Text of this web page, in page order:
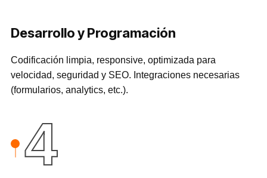
Desarrollo y Programación
Codificación limpia, responsive, optimizada para
velocidad, seguridad y SEO. Integraciones necesarias
(formularios, analytics, etc.).
4